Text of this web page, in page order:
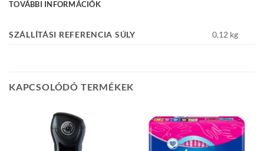
TOVÁBBI INFORMÁCIÓK
SZÁLLÍTÁSI REFERENCIA SÚLY 0,12 kg
KAPCSOLÓDÓ TERMÉKEK